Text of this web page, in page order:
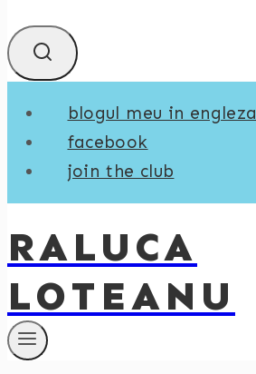
blogul meu in engleza
facebook
join the club
RALUCA
LOTEANU